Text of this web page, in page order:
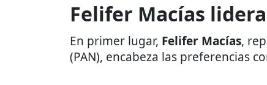
Felifer Macías
En primer lugar, Felifer Macías,
(PAN), encabeza las preferencias